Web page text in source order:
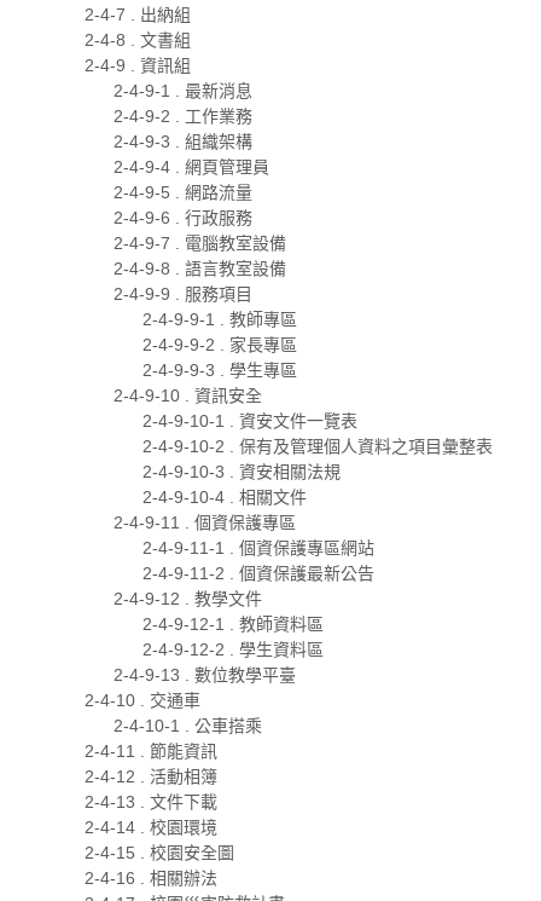
2-4-7 . 出納組
2-4-8 . 文書組
2-4-9 . 資訊組
2-4-9-1 . 最新消息
2-4-9-2 . 工作業務
2-4-9-3 . 組織架構
2-4-9-4 . 網頁管理員
2-4-9-5 . 網路流量
2-4-9-6 . 行政服務
2-4-9-7 . 電腦教室設備
2-4-9-8 . 語言教室設備
2-4-9-9 . 服務項目
2-4-9-9-1 . 教師專區
2-4-9-9-2 . 家長專區
2-4-9-9-3 . 學生專區
2-4-9-10 . 資訊安全
2-4-9-10-1 . 資安文件一覽表
2-4-9-10-2 . 保有及管理個人資料之項目彙整表
2-4-9-10-3 . 資安相關法規
2-4-9-10-4 . 相關文件
2-4-9-11 . 個資保護專區
2-4-9-11-1 . 個資保護專區網站
2-4-9-11-2 . 個資保護最新公告
2-4-9-12 . 教學文件
2-4-9-12-1 . 教師資料區
2-4-9-12-2 . 學生資料區
2-4-9-13 . 數位教學平臺
2-4-10 . 交通車
2-4-10-1 . 公車搭乘
2-4-11 . 節能資訊
2-4-12 . 活動相簿
2-4-13 . 文件下載
2-4-14 . 校園環境
2-4-15 . 校園安全圖
2-4-16 . 相關辦法